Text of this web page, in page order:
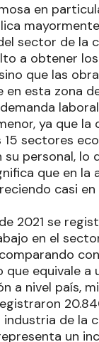
en
sector de la
a obtener
que las
en esta zona
ya que
15 sectores
personal, lo
que en la
casi
2021 se
en el
que equivale a
a nivel país,
industria de la
un